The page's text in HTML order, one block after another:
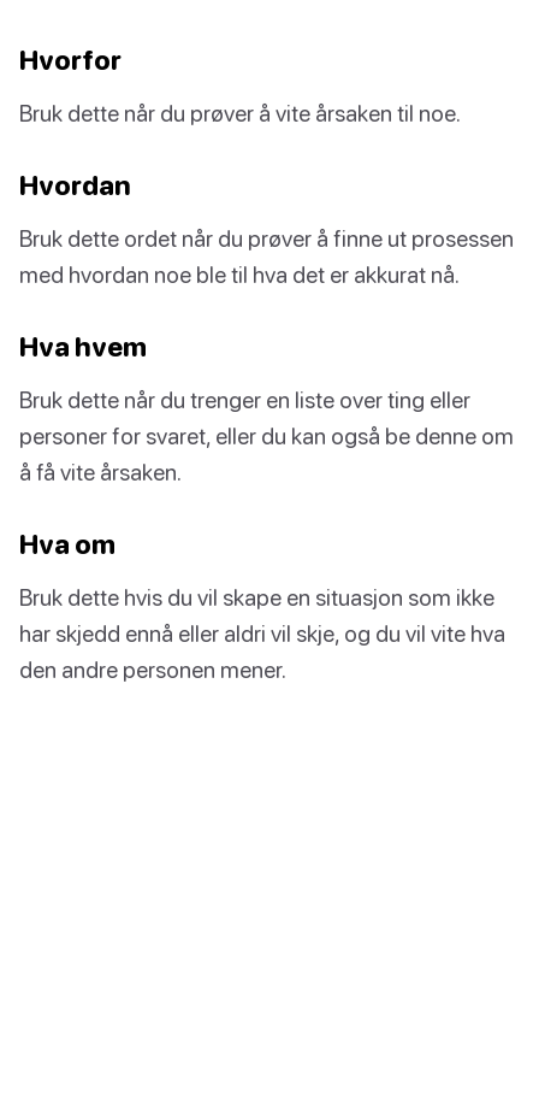
Hvorfor
Bruk dette når du prøver å vite årsaken til noe.
Hvordan
Bruk dette ordet når du prøver å finne ut prosessen
med hvordan noe ble til hva det er akkurat nå.
Hva hvem
Bruk dette når du trenger en liste over ting eller
personer for svaret, eller du kan også be denne om
å få vite årsaken.
Hva om
Bruk dette hvis du vil skape en situasjon som ikke
har skjedd ennå eller aldri vil skje, og du vil vite hva
den andre personen mener.